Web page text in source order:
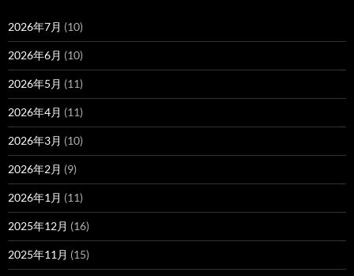
2026年7月 (10)
2026年6月 (10)
2026年5月 (11)
2026年4月 (11)
2026年3月 (10)
2026年2月 (9)
2026年1月 (11)
2025年12月 (16)
2025年11月 (15)